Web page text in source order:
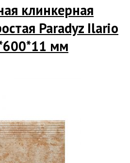
клинкерная
Paradyz Ilario
мм